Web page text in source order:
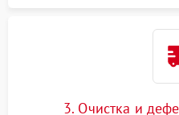
3. Очистка и